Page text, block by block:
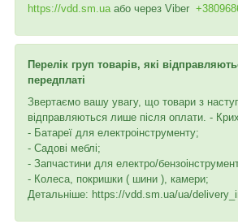
https://vdd.sm.ua або через Viber
Перелік груп товарів, які
передплаті
Звертаємо вашу увагу, що товари з
відправляються лише після оплати. -
- Батареї для електроінструменту;
- Садові меблі;
- Запчастини для електро/
- Колеса, покришки ( шини ), камери;
Детальніше: https://vdd.sm.ua/ua/